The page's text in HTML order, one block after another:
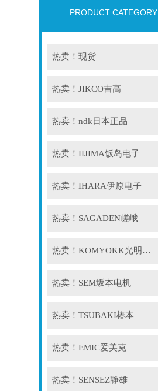
PRODUCT CATEGORY
热卖！现货
热卖！JIKCO吉高
热卖！ndk日本正品
热卖！IIJIMA饭岛电子
热卖！IHARA伊原电子
热卖！SAGADEN嵯峨
热卖！KOMYOKK光明理化
热卖！SEM坂本电机
热卖！TSUBAKI椿本
热卖！EMIC爱美克
热卖！SENSEZ静雄